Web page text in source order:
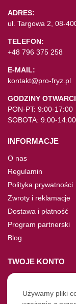
ADRES:
ul. Targowa 2, 08-
TELEFON:
+48 796 375 258
E-MAIL:
kontakt@pro-fryz.pl
GODZINY
PON-PT: 9:00-17:00
SOBOTA: 9:00-14:00
INFORMACJE
O nas
Regulamin
Polityka prywatności
Zwroty i reklamacje
Dostawa i płatność
Program partnerski
Blog
TWOJE KONTO
Moje konto
Nie pamiętasz
Używamy pliki